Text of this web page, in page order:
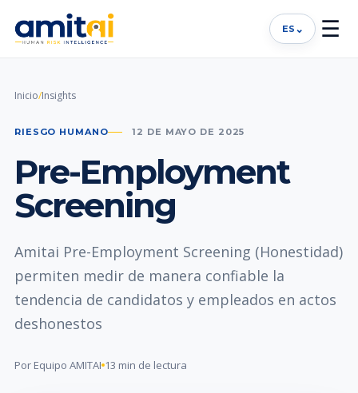
ES ⌄ ☰
Inicio/Insights
RIESGO HUMANO 12 DE MAYO DE 2025
Pre-Employment
Screening
Amitai Pre-Employment Screening (Honestidad)
permiten medir de manera confiable la
tendencia de candidatos y empleados en actos
deshonestos
Por Equipo AMITAI 13 min de lectura